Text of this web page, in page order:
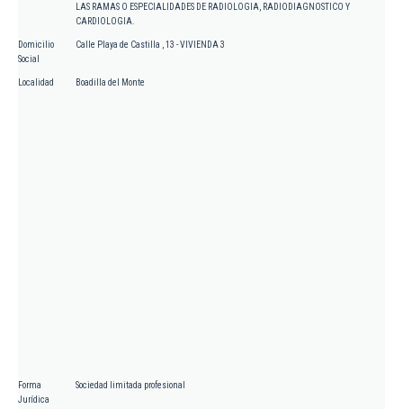
LAS RAMAS O ESPECIALIDADES DE RADIOLOGIA, RADIODIAGNOSTICO Y
CARDIOLOGIA.
Domicilio
Social
Calle Playa de Castilla , 13 - VIVIENDA 3
Localidad Boadilla del Monte
Forma
Jurídica
Sociedad limitada profesional